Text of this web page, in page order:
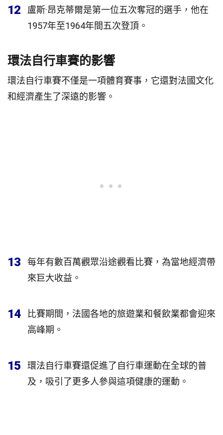
12
盧斯·昂克蒂爾是第一位五次奪冠的選手，他在
1957年至1964年間五次登頂。
環法自行車賽的影響
環法自行車賽不僅是一項體育賽事，它還對法國文化
和經濟產生了深遠的影響。
13
每年有數百萬觀眾沿途觀看比賽，為當地經濟帶
來巨大收益。
14
比賽期間，法國各地的旅遊業和餐飲業都會迎來
高峰期。
15
環法自行車賽還促進了自行車運動在全球的普
及，吸引了更多人參與這項健康的運動。